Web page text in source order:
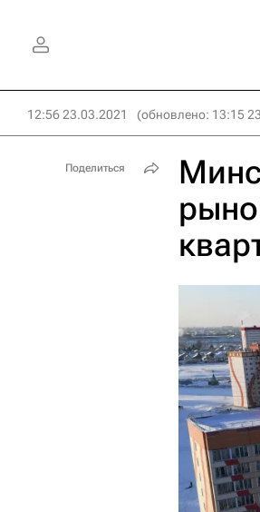
12:56 23.03.2021 (обновлено: 13:15
Поделиться